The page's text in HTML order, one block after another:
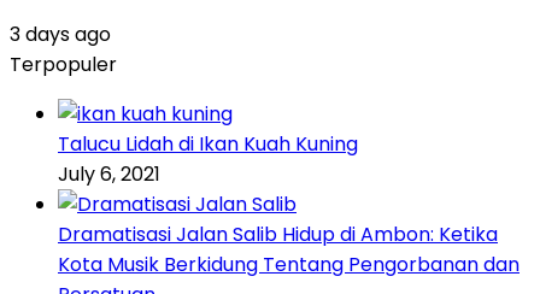
3 days ago
Terpopuler
Talucu Lidah di Ikan Kuah Kuning
July 6, 2021
Dramatisasi Jalan Salib Hidup di Ambon: Ketika
Kota Musik Berkidung Tentang Pengorbanan dan